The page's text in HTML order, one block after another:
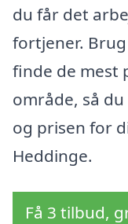
du får det
fortjener.
finde de mest
område, så
og prisen for
Heddinge.
Få 3 tilbud,